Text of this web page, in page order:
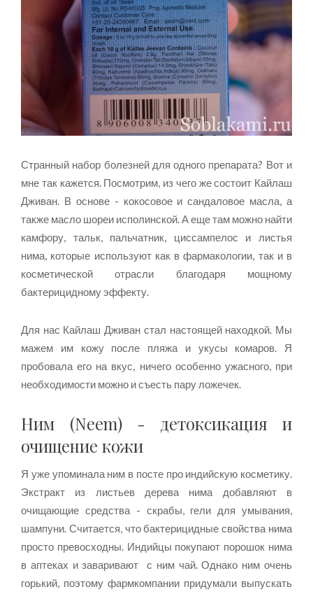
Странный набор болезней для одного препарата? Вот и
мне так кажется. Посмотрим, из чего же состоит Кайлаш
Дживан. В основе - кокосовое и сандаловое масла, а
также масло шореи исполинской. А еще там можно найти
камфору, тальк, пальчатник, циссампелос и листья
нима, которые используют как в фармакологии, так и в
косметической отрасли благодаря мощному
бактерицидному эффекту.
Для нас Кайлаш Дживан стал настоящей находкой. Мы
мажем им кожу после пляжа и укусы комаров. Я
пробовала его на вкус, ничего особенно ужасного, при
необходимости можно и съесть пару ложечек.
Ним (Neem) - детоксикация и
очищение кожи
Я уже упоминала ним в посте про индийскую косметику.
Экстракт из листьев дерева нима добавляют в
очищающие средства - скрабы, гели для умывания,
шампуни. Считается, что бактерицидные свойства нима
просто превосходны. Индийцы покупают порошок нима
в аптеках и заваривают с ним чай. Однако ним очень
горький, поэтому фармкомпании придумали выпускать